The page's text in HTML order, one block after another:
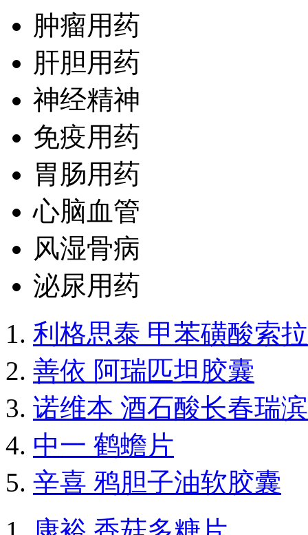
肿瘤用药
肝胆用药
神经精神
免疫用药
胃肠用药
心脑血管
风湿骨病
泌尿用药
利格思泰 甲苯磺酸索
善依 阿瑞匹坦胶囊
诺维本 酒石酸长春瑞
中一 鹤蟾片
辛喜 鸦胆子油软胶囊